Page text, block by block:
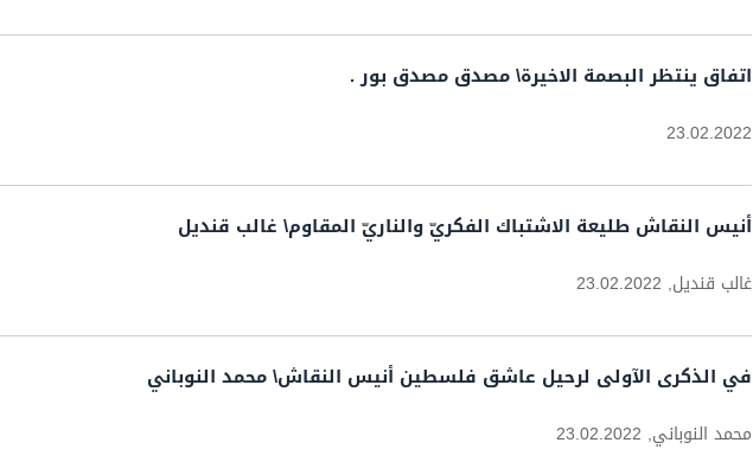
اتفاق ينتظر البصمة الاخيرة\ مصدق مصدق بور .
23.02.2022
أنيس النقاش طليعة الاشتباك الفكريّ والناريّ المقاوم\ غالب قنديل
غالب قنديل, 23.02.2022
في الذكرى الآولى لرحيل عاشق فلسطين أنيس النقاش\ محمد النوباني
محمد النوباني, 23.02.2022